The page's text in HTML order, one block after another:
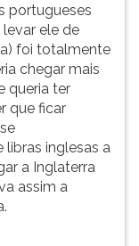
portugueses
ele de
foi totalmente
chegar mais
queria ter
que ficar
inglesas a
a Inglaterra
assim a